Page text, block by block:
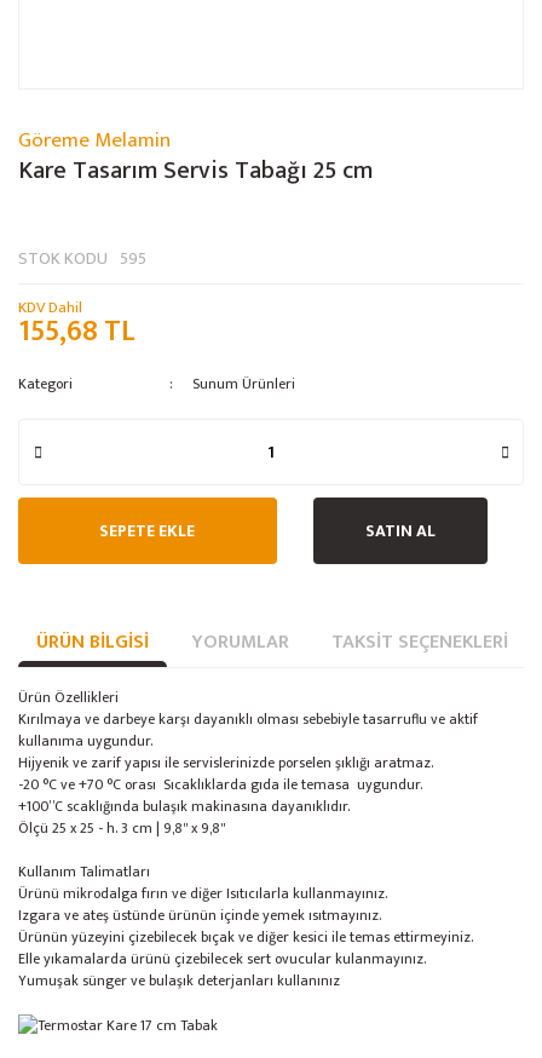
Göreme Melamin
Kare Tasarım Servis Tabağı 25 cm
STOK KODU 595
KDV Dahil
155,68 TL
Kategori Sunum Ürünleri
SEPETE EKLE SATIN AL
ÜRÜN BILGISI YORUMLAR TAKSIT SEÇENEKLERI
Ürün Özellikleri
Kırılmaya ve darbeye karşı dayanıklı olması sebebiyle tasarruflu ve aktif
kullanıma uygundur.
Hijyenik ve zarif yapısı ile servislerinizde porselen şıklığı aratmaz.
-20 °C ve +70 °C orası Sıcaklıklarda gıda ile temasa uygundur.
+100”C scaklığında bulaşık makinasına dayanıklıdır.
Ölçü 25 x 25 - h. 3 cm | 9,8'' x 9,8''
Kullanım Talimatları
Ürünü mikrodalga fırın ve diğer Isıtıcılarla kullanmayınız.
Izgara ve ateş üstünde ürünün içinde yemek ısıtmayınız.
Ürünün yüzeyini çizebilecek bıçak ve diğer kesici ile temas ettirmeyiniz.
Elle yıkamalarda ürünü çizebilecek sert ovucular kulanmayınız.
Yumuşak sünger ve bulaşık deterjanları kullanınız